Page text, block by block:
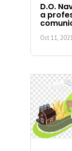
D.O.
a
Oct 11,